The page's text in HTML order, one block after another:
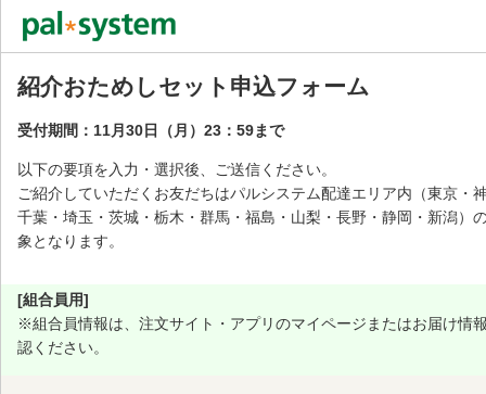
紹介おためしセット申込フォーム
受付期間：11月30日（月）23：59まで
以下の要項を入力・選択後、ご送信ください。
ご紹介していただくお友だちはパルシステム配達エリア内（東京・
千葉・埼玉・茨城・栃木・群馬・福島・山梨・長野・静岡・新潟）
象となります。
[組合員用]
※組合員情報は、注文サイト・アプリのマイページまたはお届け情
認ください。